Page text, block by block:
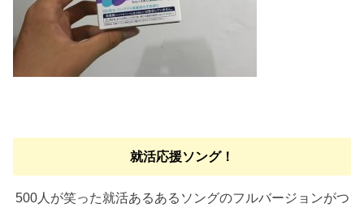
就活応援ソング！
500人が笑った就活あるあるソングのフルバージョンがつ